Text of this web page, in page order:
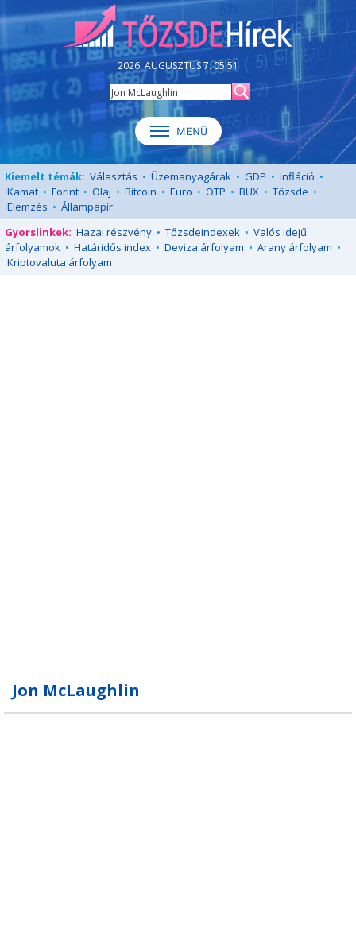
2026. AUGUSZTUS 7. 05:51
Kiemelt témák: Választás • Üzemanyagárak • GDP • Infláció •
Kamat • Forint • Olaj • Bitcoin • Euro • OTP • BUX • Tőzsde •
Elemzés • Állampapír
Gyorslinkek: Hazai részvény • Tőzsdeindexek • Valós idejű
árfolyamok • Határidős index • Deviza árfolyam • Arany árfolyam •
Kriptovaluta árfolyam
Jon McLaughlin